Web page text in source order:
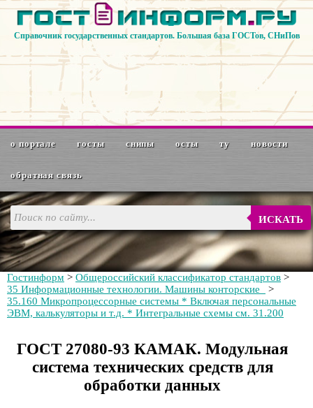
Справочник государственных стандартов. Большая база ГОСТов, СНиПов
о портале госты снипы осты ту новости
обратная связь
ИСКАТЬ
Гостинформ > Общероссийский классификатор стандартов >
35 Информационные технологии. Машины конторские
>
35.160 Микропроцессорные системы * Включая персональные
ЭВМ, калькуляторы и т.д. * Интегральные схемы см. 31.200
ГОСТ 27080-93 КАМАК. Модульная
система технических средств для
обработки данных